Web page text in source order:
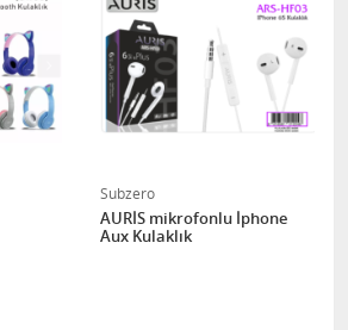
Subzero
AURİS mikrofonlu İphone
Aux Kulaklık